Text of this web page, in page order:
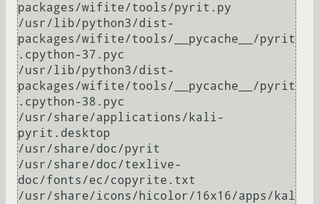
packages/wifite/tools/pyrit.py
/usr/lib/python3/dist-
packages/wifite/tools/__pycache__/pyrit
.cpython-37.pyc
/usr/lib/python3/dist-
packages/wifite/tools/__pycache__/pyrit
.cpython-38.pyc
/usr/share/applications/kali-
pyrit.desktop
/usr/share/doc/pyrit
/usr/share/doc/texlive-
doc/fonts/ec/copyrite.txt
/usr/share/icons/hicolor/16x16/apps/kal